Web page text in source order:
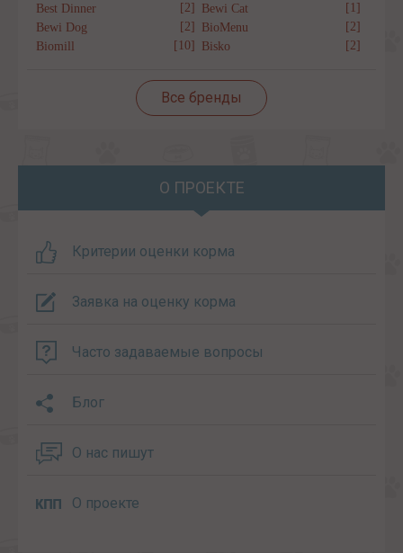
Best Dinner
[2] Bewi Cat
[1]
Bewi Dog
[2] BioMenu
[2]
Biomill
[10] Bisko [2]
Все бренды
О ПРОЕКТЕ
Критерии оценки корма
Заявка на оценку корма
Часто задаваемые вопросы
Блог
О нас пишут
О проекте